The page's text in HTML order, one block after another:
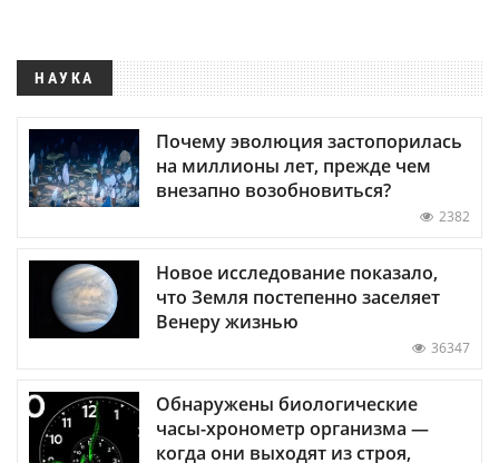
НАУКА
Почему эволюция застопорилась
на миллионы лет, прежде чем
внезапно возобновиться?
2382
Новое исследование показало,
что Земля постепенно заселяет
Венеру жизнью
36347
Обнаружены биологические
часы-хронометр организма —
когда они выходят из строя,